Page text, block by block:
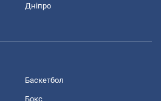
Дніпро
Баскетбол
Бокс